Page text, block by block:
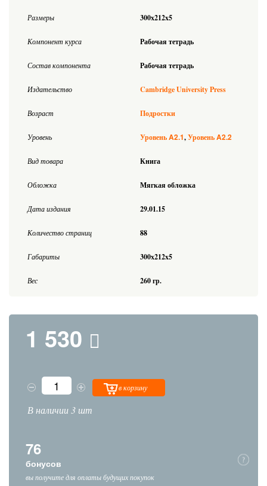
Размеры 300x212x5
Компонент курса Рабочая тетрадь
Состав компонента Рабочая тетрадь
Издательство Cambridge University Press
Возраст Подростки
Уровень УровеньA2.1 УровеньA2.2
Вид товара Книга
Обложка Мягкая обложка
Дата издания 29.01.15
Количество страниц 88
Габариты 300x212x5
Вес 260 гр.
1 530
в корзину
В наличии 3 шт
76
бонусов
вы получите для оплаты будущих покупок